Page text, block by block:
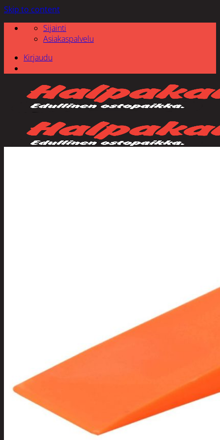
Skip to content
Sijainti
Asiakaspalvelu
Kirjaudu
Kyntteliköt
Valoketjut ja
Joulutekstiilit
Paketointi
Marjastus
Talvi
Päivittäistavarat